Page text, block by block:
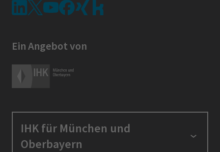
Ein Angebot von
IHK für München und
Oberbayern